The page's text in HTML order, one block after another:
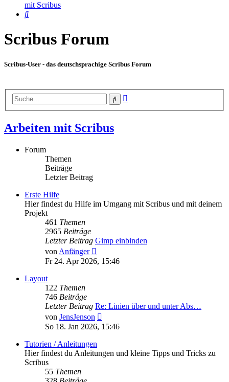
mit Scribus
Suche
Scribus Forum
Scribus-User - das deutschsprachige Scribus Forum
Suche
Arbeiten mit Scribus
Forum
Themen
Beiträge
Letzter Beitrag
Erste Hilfe
Hier findest du Hilfe im Umgang mit Scribus und mit deinem
Projekt
461 Themen
2965 Beiträge
Letzter Beitrag Gimp einbinden
von Anfänger
Beitrag
Fr 24. Apr 2026, 15:46
Layout
122 Themen
746 Beiträge
Letzter Beitrag Re: Linien über und unter Abs…
von JensJenson
Beitrag
So 18. Jan 2026, 15:46
Tutorien / Anleitungen
Hier findest du Anleitungen und kleine Tipps und Tricks zu
Scribus
55 Themen